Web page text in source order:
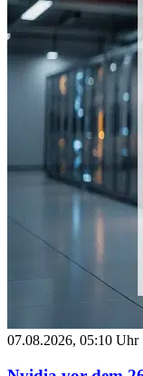
07.08.2026, 05:10 Uhr